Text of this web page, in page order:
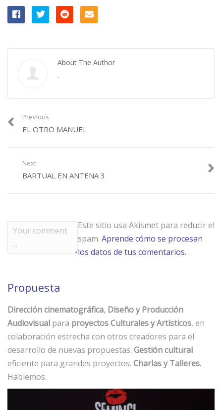
About The Author
-
Previous
EL OTRO MANUEL
Next
BARTUAL EN ANTENA 3
Este sitio usa Akismet para reducir el
spam. Aprende cómo se procesan
los datos de tus comentarios.
Propuesta
Dirección cinematográfica, Diseño y Producción
Audiovisual para proyectos Culturales y Artísticos, en
colaboración estrecha con otros creadores para el
desarrollo de nuevas propuestas. Gestión cultural
eficiente para grandes proyectos. Charlas y Talleres.
Hablemos.